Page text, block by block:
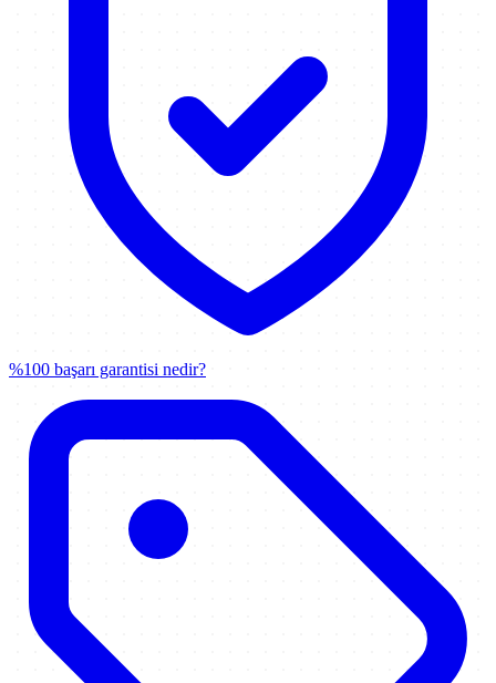
%100 başarı garantisi nedir?